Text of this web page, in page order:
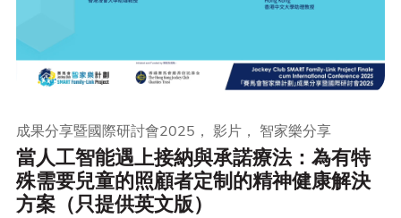
當人工智能遇上接納與承諾療法：為有特
殊需要兒童的照顧者定制的精神健康解決
方案（只提供英文版）
成果分享暨國際研討會2025， 影片， 智家樂分享